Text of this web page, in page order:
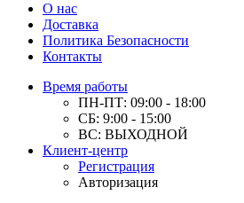
О нас
Доставка
Политика Безопасности
Контакты
Время работы
ПН-ПТ: 09:00 - 18:00
СБ: 9:00 - 15:00
ВС: ВЫХОДНОЙ
Клиент-центр
Регистрация
Авторизация